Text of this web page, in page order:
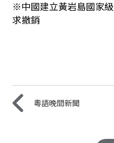
※中國建立黃岩島國家
求撤銷
粵語晚間新聞